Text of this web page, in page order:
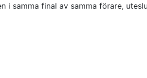
i samma final av samma förare,